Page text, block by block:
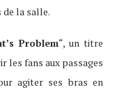
de la salle.
Problem“, un titre
les fans aux passages
agiter ses bras en